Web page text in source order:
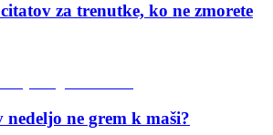
za trenutke, ko ne zmorete
nedeljo ne grem k maši?